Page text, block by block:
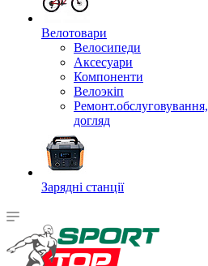
Велотовари
Велосипеди
Аксесуари
Компоненти
Велоэкіп
Ремонт.обслуговування,
догляд
Зарядні станції